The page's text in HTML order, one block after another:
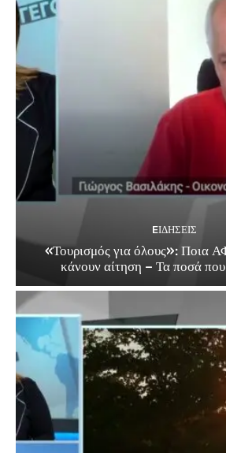
EΙΔΗΣΕΙΣ
«Τουρισμός για όλους»: Ποια
κάνουν αίτηση – Τα ποσά που